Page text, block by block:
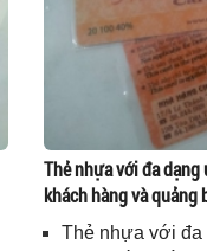
Thẻ nhựa với đa
khách hàng và quảng
Thẻ nhựa với đa